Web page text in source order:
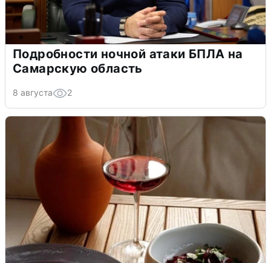
Подробности ночной атаки БПЛА на
Самарскую область
8 августа 2